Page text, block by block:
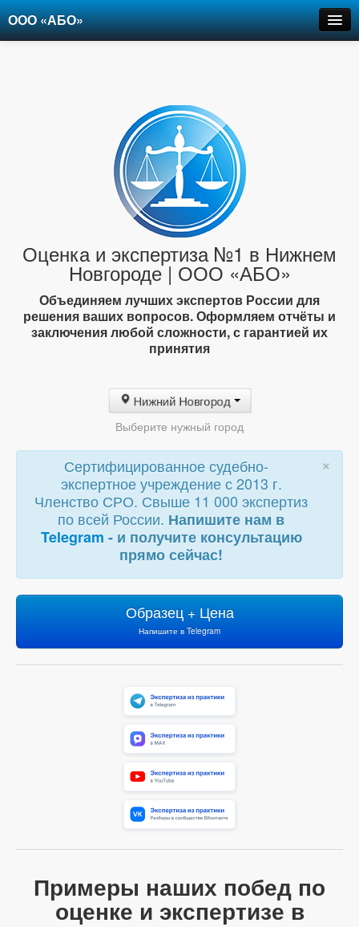
ООО «АБО»
Оценка и экспертиза №1 в Нижнем
Новгороде | ООО «АБО»
Объединяем лучших экспертов России для
решения ваших вопросов. Оформляем отчёты и
заключения любой сложности, с гарантией их
принятия
Нижний Новгород
Выберите нужный город
×
Сертифицированное судебно-
экспертное учреждение с 2013 г.
Членство СРО. Свыше 11 000 экспертиз
по всей России. Напишите нам в
Telegram - и получите консультацию
прямо сейчас!
Образец + Цена
Напишите в Telegram
Примеры наших побед по
оценке и экспертизе в